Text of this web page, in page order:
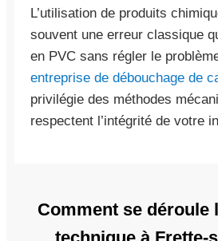
L’utilisation de produits
souvent une erreur classique
en PVC sans régler le
entreprise de débouchage de
privilégie des méthodes
respectent l’intégrité de votre
Comment se déroule